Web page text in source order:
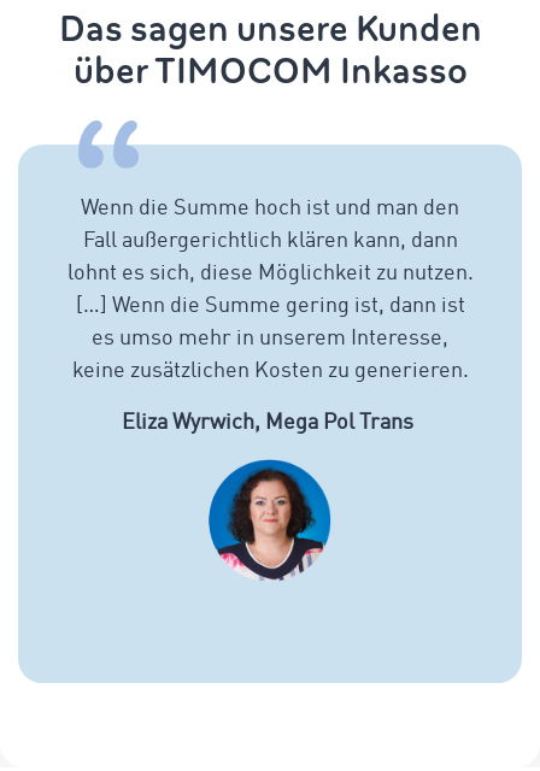
Das sagen unsere Kunden
über TIMOCOM Inkasso
Wenn die Summe hoch ist und man den
Fall außergerichtlich klären kann, dann
lohnt es sich, diese Möglichkeit zu nutzen.
[…] Wenn die Summe gering ist, dann ist
es umso mehr in unserem Interesse,
keine zusätzlichen Kosten zu generieren.
Eliza Wyrwich, Mega Pol Trans